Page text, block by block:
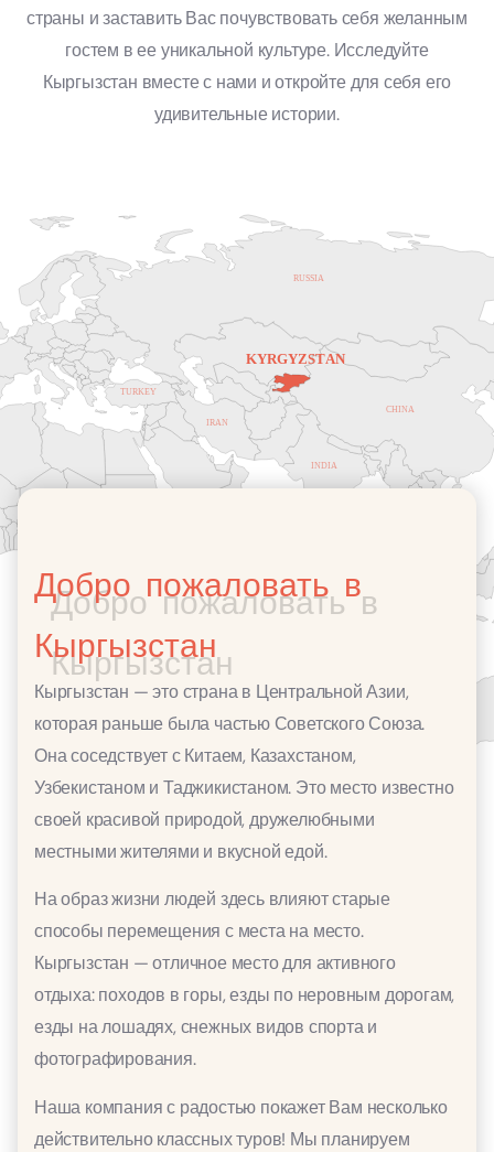
страны и заставить Вас почувствовать себя желанным
гостем в ее уникальной культуре. Исследуйте
Кыргызстан вместе с нами и откройте для себя его
удивительные истории.
Добро пожаловать в
Кыргызстан
Кыргызстан — это страна в Центральной Азии,
которая раньше была частью Советского Союза.
Она соседствует с Китаем, Казахстаном,
Узбекистаном и Таджикистаном. Это место известно
своей красивой природой, дружелюбными
местными жителями и вкусной едой.
На образ жизни людей здесь влияют старые
способы перемещения с места на место.
Кыргызстан — отличное место для активного
отдыха: походов в горы, езды по неровным дорогам,
езды на лошадях, снежных видов спорта и
фотографирования.
Наша компания с радостью покажет Вам несколько
действительно классных туров! Мы планируем